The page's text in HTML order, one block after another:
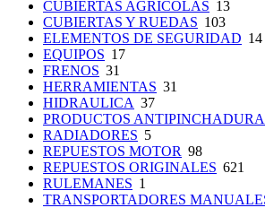
CUBIERTAS AGRICOLAS 13
CUBIERTAS Y RUEDAS 103
ELEMENTOS DE SEGURIDAD 14
EQUIPOS 17
FRENOS 31
HERRAMIENTAS 31
HIDRAULICA 37
PRODUCTOS ANTIPINCHADURA
RADIADORES 5
REPUESTOS MOTOR 98
REPUESTOS ORIGINALES 621
RULEMANES 1
TRANSPORTADORES